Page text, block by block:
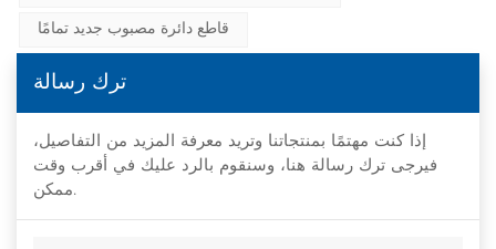
قاطع دائرة مصبوب جديد تمامًا
ترك رسالة
إذا كنت مهتمًا بمنتجاتنا وتريد معرفة المزيد من التفاصيل،
فيرجى ترك رسالة هنا، وسنقوم بالرد عليك في أقرب وقت
ممكن.